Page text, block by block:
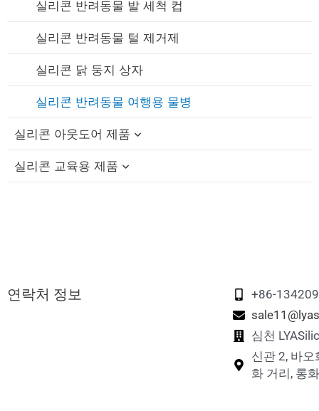
실리콘 빨대
실리콘 유축기
실리콘 젖꼭지 홀더 케이스
실리콘 반려동물 발 세척 컵
실리콘 반려동물 털 제거제
실리콘 닭 둥지 상자
실리콘 반려동물 여행용 물병
실리콘 아웃도어 제품
실리콘 접이식 컵
실리콘 교육용 제품
실리콘 메모리 매칭 게임
연락처 정보
+86-
심천
신관 2, 바오
화 거리, 롱